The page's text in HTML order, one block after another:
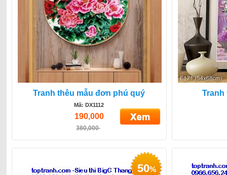
Tranh thêu mẫu đơn phú quý
Mã: DX1112
190,000
380,000
Tranh
50%